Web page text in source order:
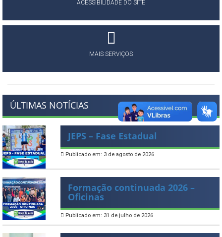
ACESSIBILIDADE DO SITE
MAIS SERVIÇOS
ÚLTIMAS NOTÍCIAS
JEPS – Fase Estadual
Publicado em: 3 de agosto de 2026
Formação continuada 2026 –
Oficinas
Publicado em: 31 de julho de 2026